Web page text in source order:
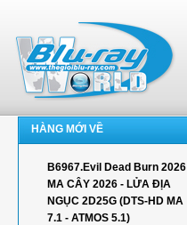
HÀNG MỚI VỀ
B6967.Evil Dead Burn 2026
MA CÂY 2026 - LỬA ĐỊA
NGỤC 2D25G (DTS-HD MA
7.1 - ATMOS 5.1)